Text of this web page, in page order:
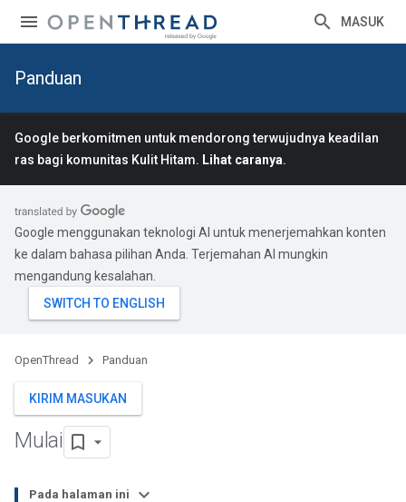
MASUK
Panduan
Google berkomitmen untuk mendorong terwujudnya keadilan
ras bagi komunitas Kulit Hitam. Lihat caranya.
Google menggunakan teknologi AI untuk menerjemahkan konten
ke dalam bahasa pilihan Anda. Terjemahan AI mungkin
mengandung kesalahan.
OpenThread Panduan
KIRIM MASUKAN
Mulai
Pada halaman ini